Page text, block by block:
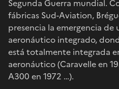
Segunda Guerra mundial.
fábricas Sud-Aviation,
presencia la emergencia
aeronáutico integrado,
está totalmente integrada
aeronáutico (Caravelle en
A300 en 1972 …).